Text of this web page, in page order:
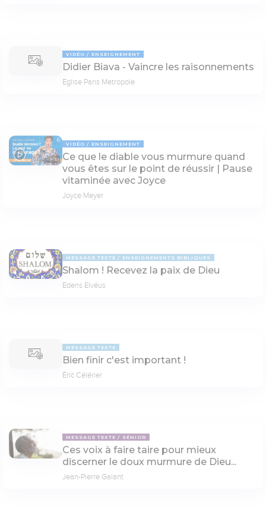
VIDÉO ENSEIGNEMENT
Didier Biava - Vaincre les raisonnements
Eglise Paris Metropole
04:33
VIDÉO ENSEIGNEMENT
Ce que le diable vous murmure quand
vous êtes sur le point de réussir | Pause
vitaminée avec Joyce
Joyce Meyer
MESSAGE TEXTE ENSEIGNEMENTS BIBLIQUES
Shalom ! Recevez la paix de Dieu
Edens Elvéus
MESSAGE TEXTE
Bien finir c'est important !
Éric Célérier
MESSAGE TEXTE SÉNIOR
Ces voix à faire taire pour mieux
discerner le doux murmure de Dieu...
Jean-Pierre Galant